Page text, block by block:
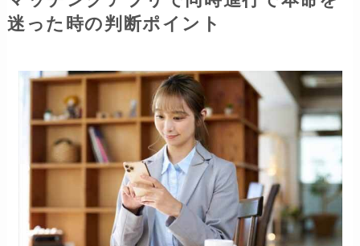
迷った時の判断ポイント